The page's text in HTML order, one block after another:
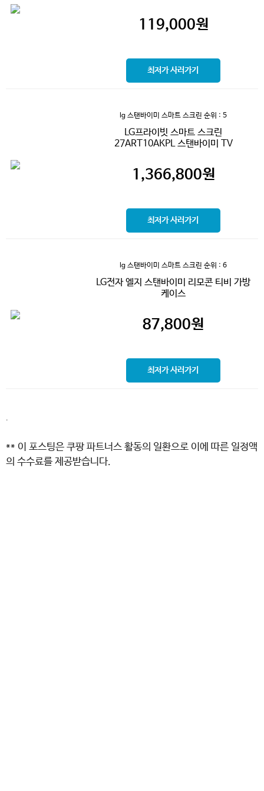
119,000원
최저가 사러가기
lg 스탠바이미 스마트 스크린 순위 : 5
LG프라이빗 스마트 스크린
27ART10AKPL 스탠바이미 TV
1,366,800원
최저가 사러가기
lg 스탠바이미 스마트 스크린 순위 : 6
LG전자 엘지 스탠바이미 리모콘 티비 가방
케이스
87,800원
최저가 사러가기
.
** 이 포스팅은 쿠팡 파트너스 활동의 일환으로 이에 따른 일정액
의 수수료를 제공받습니다.